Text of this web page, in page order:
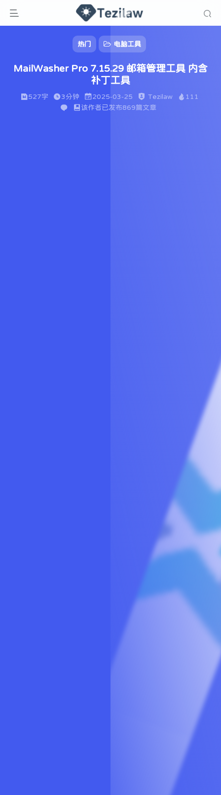
热门 电脑工具
MailWasher Pro 7.15.29 邮箱管理工具 内含
补丁工具
527字 3分钟 2025-03-25 Tezilaw
111
该作者已发布869篇文章